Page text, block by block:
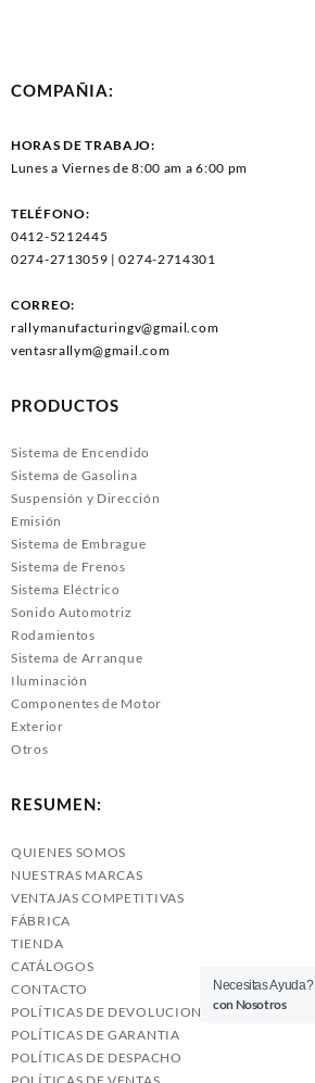
COMPAÑIA:
HORAS DE TRABAJO:
Lunes a Viernes de 8:00 am a 6:00 pm
TELÉFONO:
0412-5212445
0274-2713059 | 0274-2714301
CORREO:
rallymanufacturingv@gmail.com
ventasrallym@gmail.com
PRODUCTOS
Sistema de Encendido
Sistema de Gasolina
Suspensión y Dirección
Emisión
Sistema de Embrague
Sistema de Frenos
Sistema Eléctrico
Sonido Automotriz
Rodamientos
Sistema de Arranque
Iluminación
Componentes de Motor
Exterior
Otros
RESUMEN:
QUIENES SOMOS
NUESTRAS MARCAS
VENTAJAS COMPETITIVAS
FÁBRICA
TIENDA
CATÁLOGOS
CONTACTO
POLÍTICAS DE DEVOLUCIONES
POLÍTICAS DE GARANTIA
POLÍTICAS DE DESPACHO
Necesitas Ayuda?
con Nosotros